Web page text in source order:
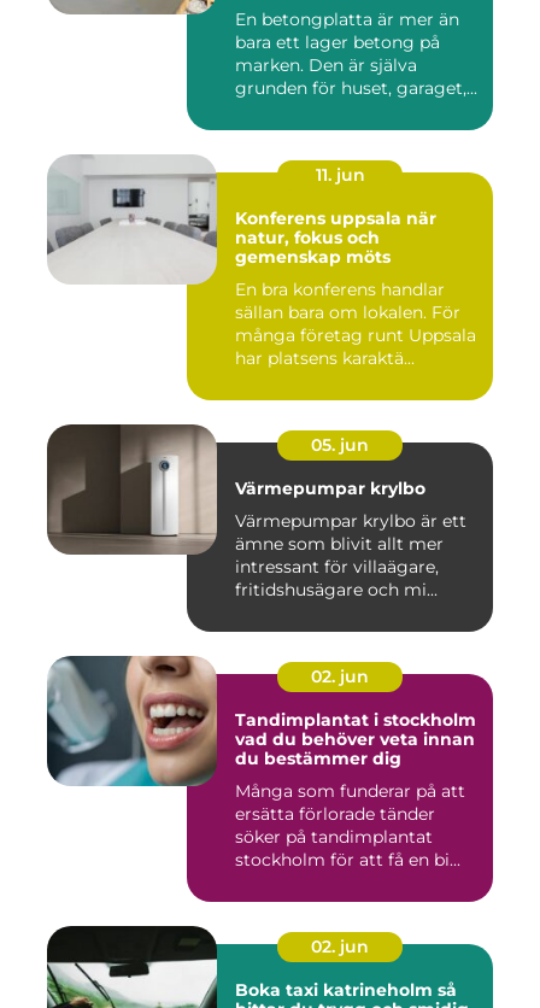
En betongplatta är mer än
bara ett lager betong på
marken. Den är själva
grunden för huset, garaget,...
11. jun
Konferens uppsala när
natur, fokus och
gemenskap möts
En bra konferens handlar
sällan bara om lokalen. För
många företag runt Uppsala
har platsens karaktä...
05. jun
Värmepumpar krylbo
Värmepumpar krylbo är ett
ämne som blivit allt mer
intressant för villaägare,
fritidshusägare och mi...
02. jun
Tandimplantat i stockholm
vad du behöver veta innan
du bestämmer dig
Många som funderar på att
ersätta förlorade tänder
söker på tandimplantat
stockholm för att få en bi...
02. jun
Boka taxi katrineholm så